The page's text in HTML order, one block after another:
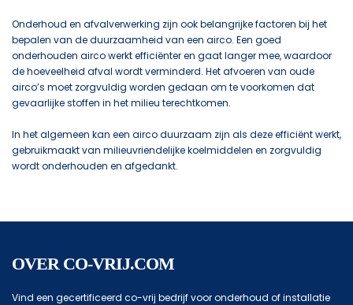
Onderhoud en afvalverwerking zijn ook belangrijke factoren bij het
bepalen van de duurzaamheid van een airco. Een goed
onderhouden airco werkt efficiënter en gaat langer mee, waardoor
de hoeveelheid afval wordt verminderd. Het afvoeren van oude
airco’s moet zorgvuldig worden gedaan om te voorkomen dat
gevaarlijke stoffen in het milieu terechtkomen.
In het algemeen kan een airco duurzaam zijn als deze efficiënt werkt,
gebruikmaakt van milieuvriendelijke koelmiddelen en zorgvuldig
wordt onderhouden en afgedankt.
OVER CO-VRIJ.COM
Vind een gecertificeerd co-vrij bedrijf voor onderhoud of installatie